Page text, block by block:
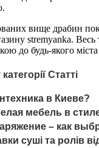
вище драбин
stremyanka.
до будь-якого
Статті
в Киеве?
мебель в
– как
суші та ролів